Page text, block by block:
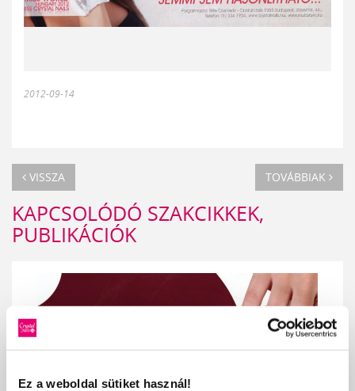
Ez a weboldal sütiket használ!
2012-09-14
VISSZA TOVÁBBIAK
KAPCSOLÓDÓ SZAKCIKKEK,
PUBLIKÁCIÓK